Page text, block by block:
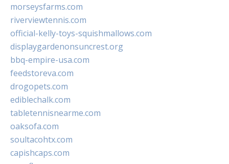
morseysfarms.com
riverviewtennis.com
official-kelly-toys-squishmallows.com
displaygardenonsuncrest.org
bbq-empire-usa.com
feedstoreva.com
drogopets.com
ediblechalk.com
tabletennisnearme.com
oaksofa.com
soultacohtx.com
capishcaps.com